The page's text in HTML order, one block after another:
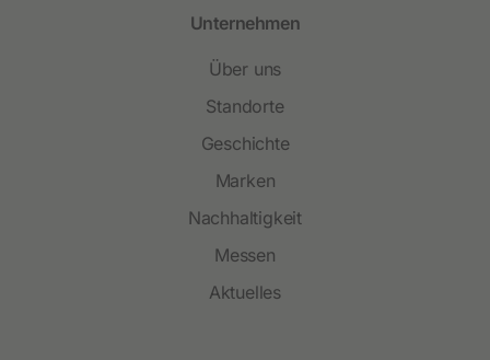
Unternehmen
Über uns
Standorte
Geschichte
Marken
Nachhaltigkeit
Messen
Aktuelles